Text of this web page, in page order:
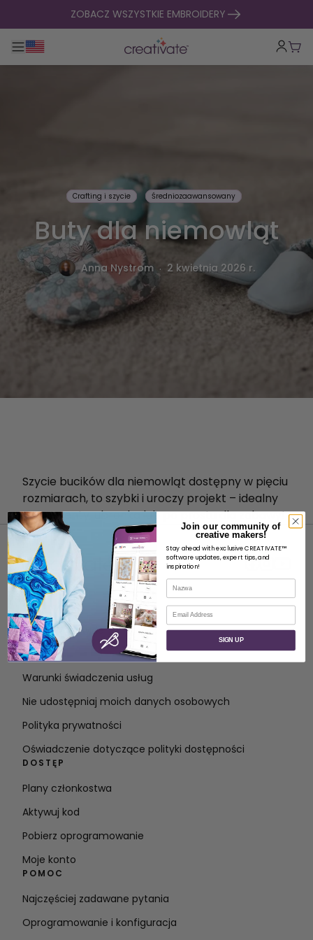
Przejdź do treściZOBACZ WSZYSTKIE EMBROIDERY
Przełącz główną nawigację
Crafting i szycie Średniozaawansowany
Buty dla niemowląt
Anna Nystrom . 2 kwietnia 2026 r.
Szycie bucików dla niemowląt dostępny w pięciu
rozmiarach, to szybki i uroczy projekt – idealny
na prezenty, ubranka lub po prostu dla zabawy!
O
O SVP Worldwide
Kontakt
Warunki świadczenia usług
Nie udostępniaj moich danych osobowych
Polityka prywatności
Oświadczenie dotyczące polityki dostępności
DOSTĘP
Plany członkostwa
Aktywuj kod
Pobierz oprogramowanie
Moje konto
POMOC
Najczęściej zadawane pytania
Oprogramowanie i konfiguracja
Join our community of
creative makers!
Stay ahead with exclusive CREATIVATE™
software updates, expert tips, and
inspiration!
Nazwa
E-mail
SIGN UP